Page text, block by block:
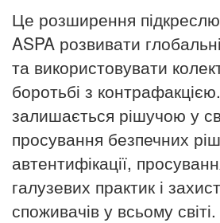
Це розширення
ASPA розвивати
та використовувати
боротьбі з контрафакцією.
залишається рішучою у
просування безпечних
автентифікації,
галузевих практик і
споживачів у всьому світі.